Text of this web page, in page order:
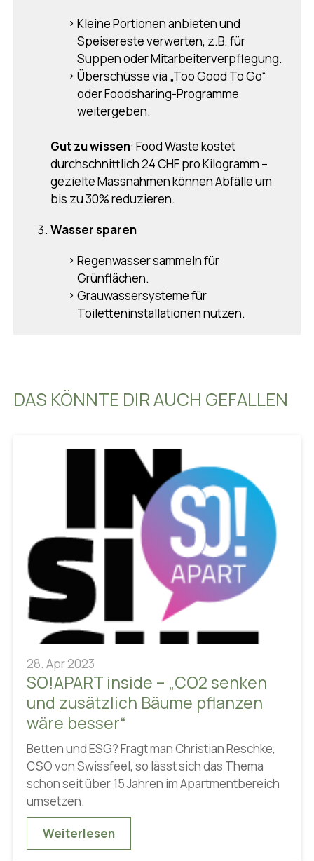
Kleine Portionen anbieten und
Speisereste verwerten, z.B. für
Suppen oder Mitarbeiterverpflegung.
Überschüsse via „Too Good To Go“
oder Foodsharing-Programme
weitergeben.
Gut zu wissen: Food Waste kostet
durchschnittlich 24 CHF pro Kilogramm –
gezielte Massnahmen können Abfälle um
bis zu 30% reduzieren.
Wasser sparen
Regenwasser sammeln für
Grünflächen.
Grauwassersysteme für
Toiletteninstallationen nutzen.
DAS KÖNNTE DIR AUCH GEFALLEN
28. Apr 2023
SO!APART inside – „CO2 senken
und zusätzlich Bäume pflanzen
wäre besser“
Betten und ESG? Fragt man Christian Reschke,
CSO von Swissfeel, so lässt sich das Thema
schon seit über 15 Jahren im Apartmentbereich
umsetzen.
Weiterlesen